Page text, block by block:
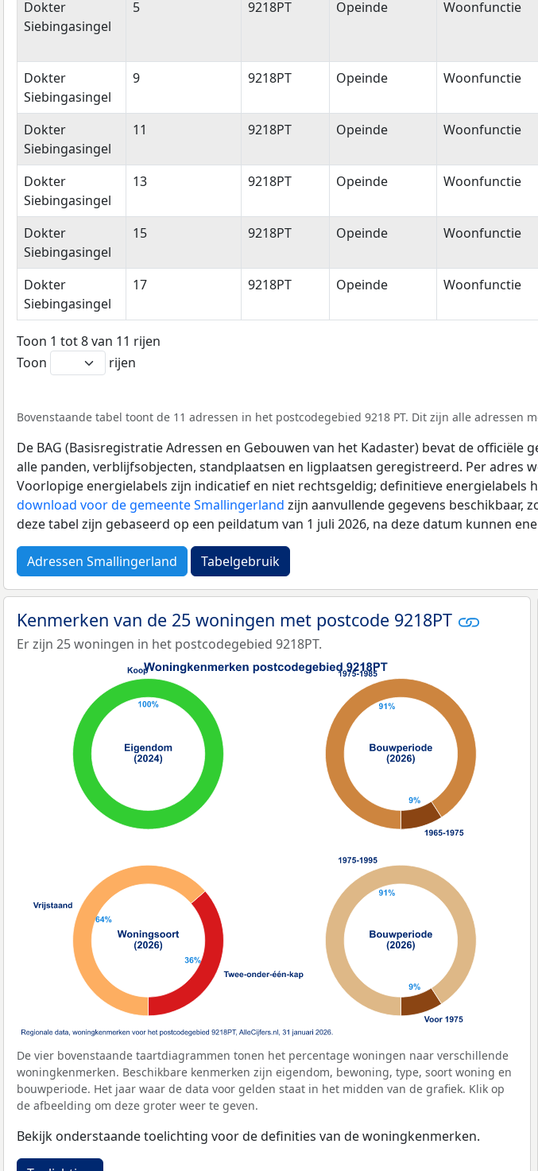
Dokter
Siebingasingel
5 9218PT Opeinde Woonfunctie
Dokter
Siebingasingel
9 9218PT Opeinde Woonfunctie
Dokter
Siebingasingel
11 9218PT Opeinde Woonfunctie
Dokter
Siebingasingel
13 9218PT Opeinde Woonfunctie
Dokter
Siebingasingel
15 9218PT Opeinde Woonfunctie
Dokter
Siebingasingel
17 9218PT Opeinde Woonfunctie
Toon 1 tot 8 van 11 rijen
Toon
rijen
Bovenstaande tabel toont de 11 adressen in het postcodegebied 9218 PT. Dit zijn alle adressen
De BAG (Basisregistratie Adressen en Gebouwen van het Kadaster) bevat de
alle panden, verblijfsobjecten, standplaatsen en ligplaatsen geregistreerd. Per adres
Voorlopige energielabels zijn indicatief en niet rechtsgeldig; definitieve energielabels
download voor de gemeente Smallingerland zijn aanvullende gegevens beschikbaar,
deze tabel zijn gebaseerd op een peildatum van 1 juli 2026, na deze datum kunnen
Adressen Smallingerland Tabelgebruik
Kenmerken van de 25 woningen met postcode 9218PT
Er zijn 25 woningen in het postcodegebied 9218PT.
De vier bovenstaande taartdiagrammen tonen het percentage woningen naar verschillende
woningkenmerken. Beschikbare kenmerken zijn eigendom, bewoning, type, soort woning en
bouwperiode. Het jaar waar de data voor gelden staat in het midden van de grafiek. Klik op
de afbeelding om deze groter weer te geven.
Bekijk onderstaande toelichting voor de definities van de woningkenmerken.